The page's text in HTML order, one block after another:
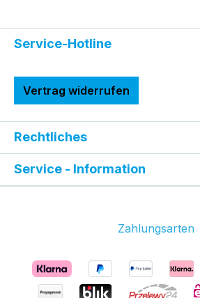
Service-Hotline
Vertrag widerrufen
Rechtliches
Service - Information
Zahlungsarten